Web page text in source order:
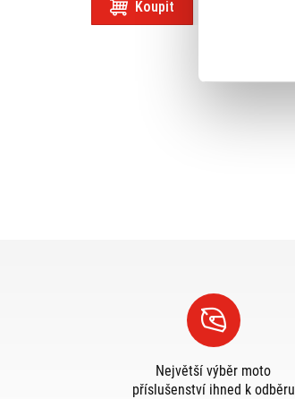
Koupit
Největší výběr moto
příslušenství ihned k odběru